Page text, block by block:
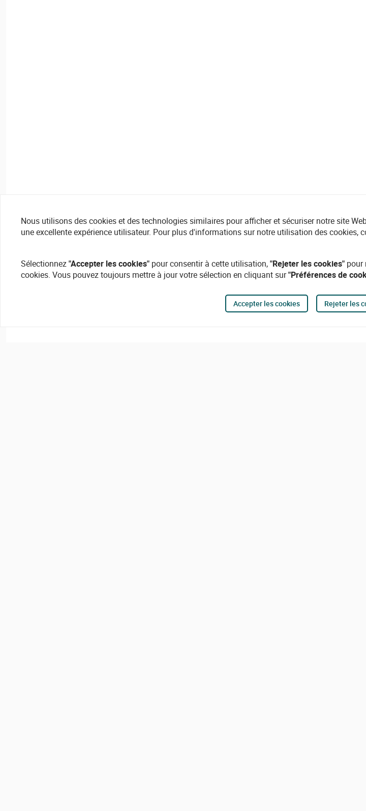
Nous utilisons des cookies et des technologies similaires pour afficher et sécuriser notre site
une excellente expérience utilisateur. Pour plus d'informations sur notre utilisation des cookies,
Sélectionnez"Accepter les cookies" pour consentir à cette utilisation,"Rejeter les cookies" pour
cookies. Vous pouvez toujours mettre à jour votre sélection en cliquant sur"Préférences de
Accepter les cookies Rejeter les